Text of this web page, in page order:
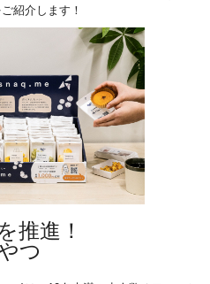
紹介します！
推進！
つ